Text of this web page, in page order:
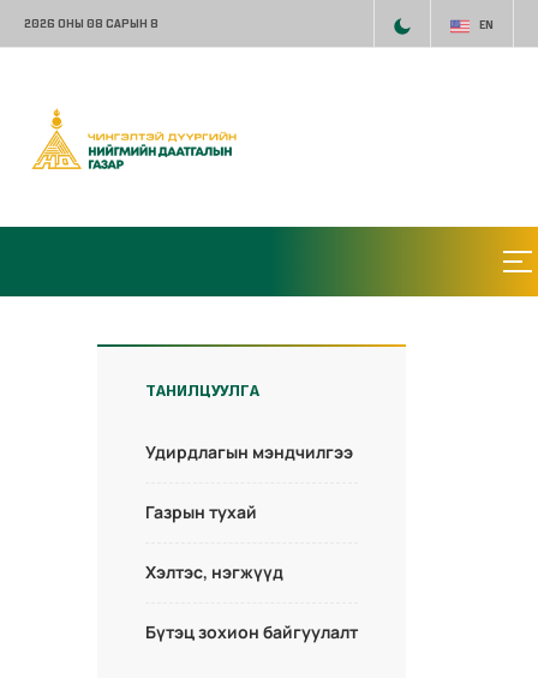
2026 ОНЫ 08 САРЫН 8 EN
ТАНИЛЦУУЛГА
Удирдлагын мэндчилгээ
Газрын тухай
Хэлтэс, нэгжүүд
Бүтэц зохион байгуулалт